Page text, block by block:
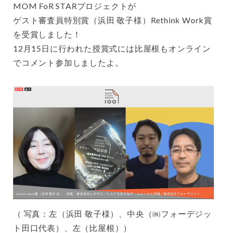
MOM FoR STARプロジェクトが
ゲスト審査員特別賞（浜田 敬子様）Rethink Work賞
を受賞しました！
12月15日に行われた授賞式には比屋根もオンライン
でコメント参加しましたよ。
（ 写真：左（浜田 敬子様）、中央（㈱フォーデジッ
ト田口代表）、左（比屋根））